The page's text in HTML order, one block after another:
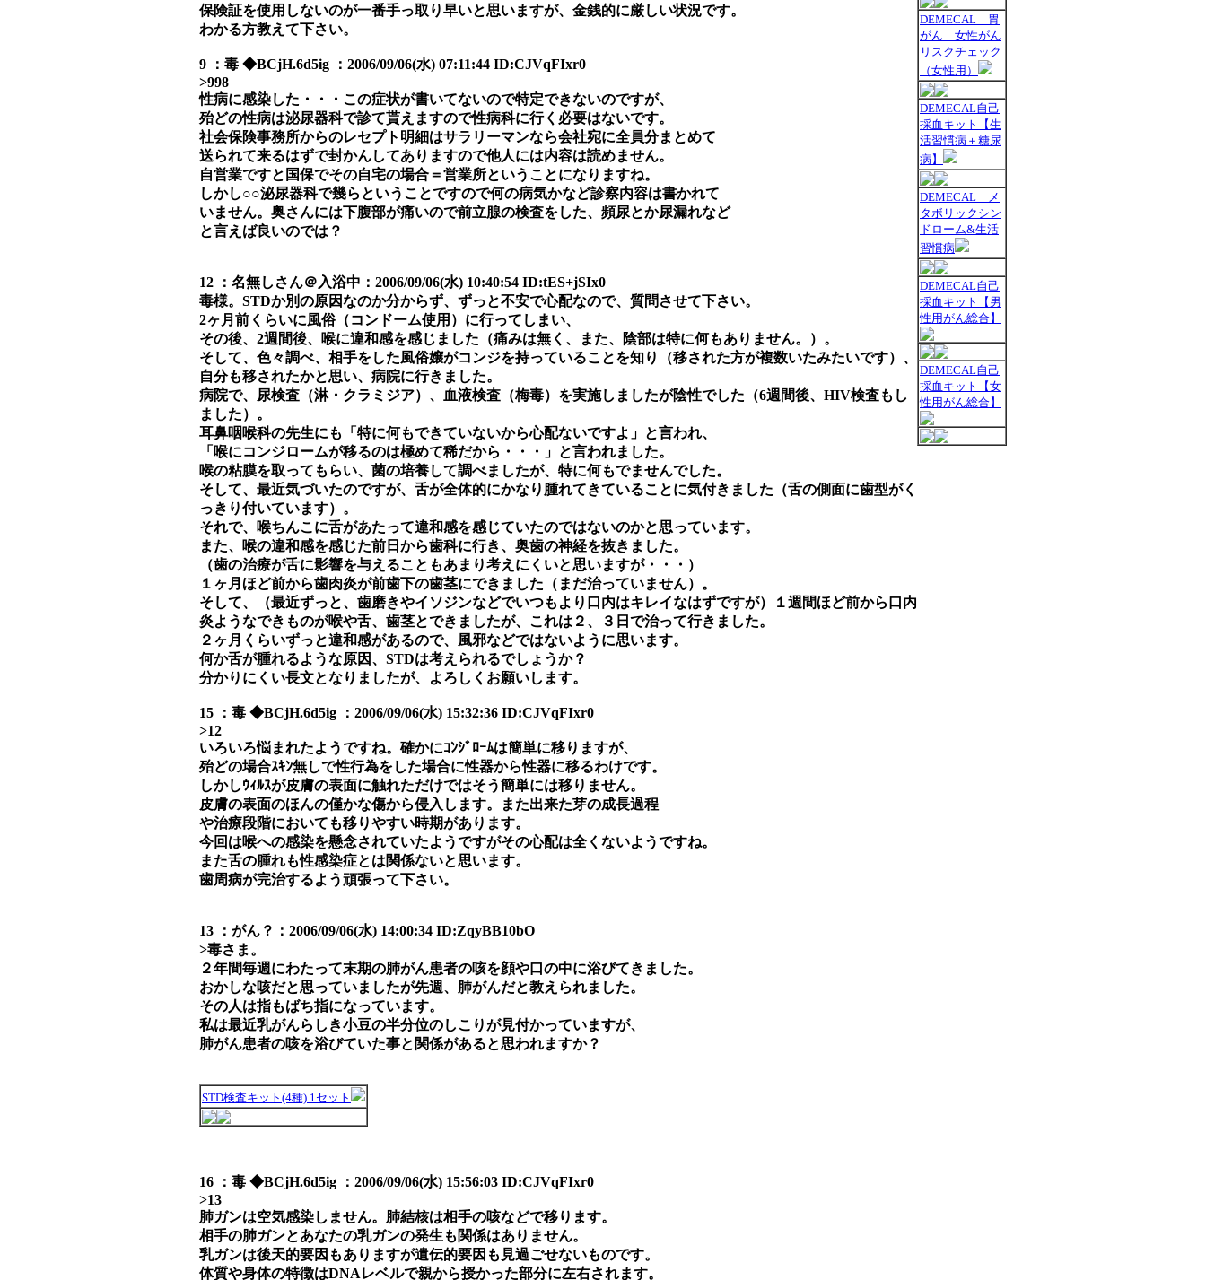
保険証を使用しないのが一番手っ取り早いと思いますが、金銭的に厳しい状況です。
わかる方教えて下さい。
9 ：毒 ◆BCjH.6d5ig ：2006/09/06(水) 07:11:44 ID:CJVqFIxr0
>998
性病に感染した・・・この症状が書いてないので特定できないのですが、
殆どの性病は泌尿器科で診て貰えますので性病科に行く必要はないです。
社会保険事務所からのレセプト明細はサラリーマンなら会社宛に全員分まとめて
送られて来るはずで封かんしてありますので他人には内容は読めません。
自営業ですと国保でその自宅の場合＝営業所ということになりますね。
しかし○○泌尿器科で幾らということですので何の病気かなど診察内容は書かれて
いません。奥さんには下腹部が痛いので前立腺の検査をした、頻尿とか尿漏れなど
と言えば良いのでは？
12 ：名無しさん＠入浴中：2006/09/06(水) 10:40:54 ID:tES+jSIx0
毒様。STDか別の原因なのか分からず、ずっと不安で心配なので、質問させて下さい。
2ヶ月前くらいに風俗（コンドーム使用）に行ってしまい、
その後、2週間後、喉に違和感を感じました（痛みは無く、また、陰部は特に何もありません。）。
そして、色々調べ、相手をした風俗嬢がコンジを持っていることを知り（移された方が複数いたみたいです）、
自分も移されたかと思い、病院に行きました。
病院で、尿検査（淋・クラミジア）、血液検査（梅毒）を実施しましたが陰性でした（6週間後、HIV検査もし
ました）。
耳鼻咽喉科の先生にも「特に何もできていないから心配ないですよ」と言われ、
「喉にコンジロームが移るのは極めて稀だから・・・」と言われました。
喉の粘膜を取ってもらい、菌の培養して調べましたが、特に何もでませんでした。
そして、最近気づいたのですが、舌が全体的にかなり腫れてきていることに気付きました（舌の側面に歯型がく
っきり付いています）。
それで、喉ちんこに舌があたって違和感を感じていたのではないのかと思っています。
また、喉の違和感を感じた前日から歯科に行き、奥歯の神経を抜きました。
（歯の治療が舌に影響を与えることもあまり考えにくいと思いますが・・・）
１ヶ月ほど前から歯肉炎が前歯下の歯茎にできました（まだ治っていません）。
そして、（最近ずっと、歯磨きやイソジンなどでいつもより口内はキレイなはずですが）１週間ほど前から口内
炎ようなできものが喉や舌、歯茎とできましたが、これは２、３日で治って行きました。
２ヶ月くらいずっと違和感があるので、風邪などではないように思います。
何か舌が腫れるような原因、STDは考えられるでしょうか？
分かりにくい長文となりましたが、よろしくお願いします。
15 ：毒 ◆BCjH.6d5ig ：2006/09/06(水) 15:32:36 ID:CJVqFIxr0
>12
いろいろ悩まれたようですね。確かにｺﾝｼﾞﾛｰﾑは簡単に移りますが、
殆どの場合ｽｷﾝ無しで性行為をした場合に性器から性器に移るわけです。
しかしｳｨﾙｽが皮膚の表面に触れただけではそう簡単には移りません。
皮膚の表面のほんの僅かな傷から侵入します。また出来た芽の成長過程
や治療段階においても移りやすい時期があります。
今回は喉への感染を懸念されていたようですがその心配は全くないようですね。
また舌の腫れも性感染症とは関係ないと思います。
歯周病が完治するよう頑張って下さい。
13 ：がん？：2006/09/06(水) 14:00:34 ID:ZqyBB10bO
>毒さま。
２年間毎週にわたって末期の肺がん患者の咳を顔や口の中に浴びてきました。
おかしな咳だと思っていましたが先週、肺がんだと教えられました。
その人は指もばち指になっています。
私は最近乳がんらしき小豆の半分位のしこりが見付かっていますが、
肺がん患者の咳を浴びていた事と関係があると思われますか？
STD検査キット(4種) 1セット
16 ：毒 ◆BCjH.6d5ig ：2006/09/06(水) 15:56:03 ID:CJVqFIxr0
>13
肺ガンは空気感染しません。肺結核は相手の咳などで移ります。
相手の肺ガンとあなたの乳ガンの発生も関係はありません。
乳ガンは後天的要因もありますが遺伝的要因も見過ごせないものです。
体質や身体の特徴はDNAレベルで親から授かった部分に左右されます。
DEMECAL 胃
がん 女性がん
リスクチェック
（女性用）
DEMECAL自己
採血キット【生
活習慣病＋糖尿
病】
DEMECAL メ
タボリックシン
ドローム&生活
習慣病
DEMECAL自己
採血キット【男
性用がん総合】
DEMECAL自己
採血キット【女
性用がん総合】